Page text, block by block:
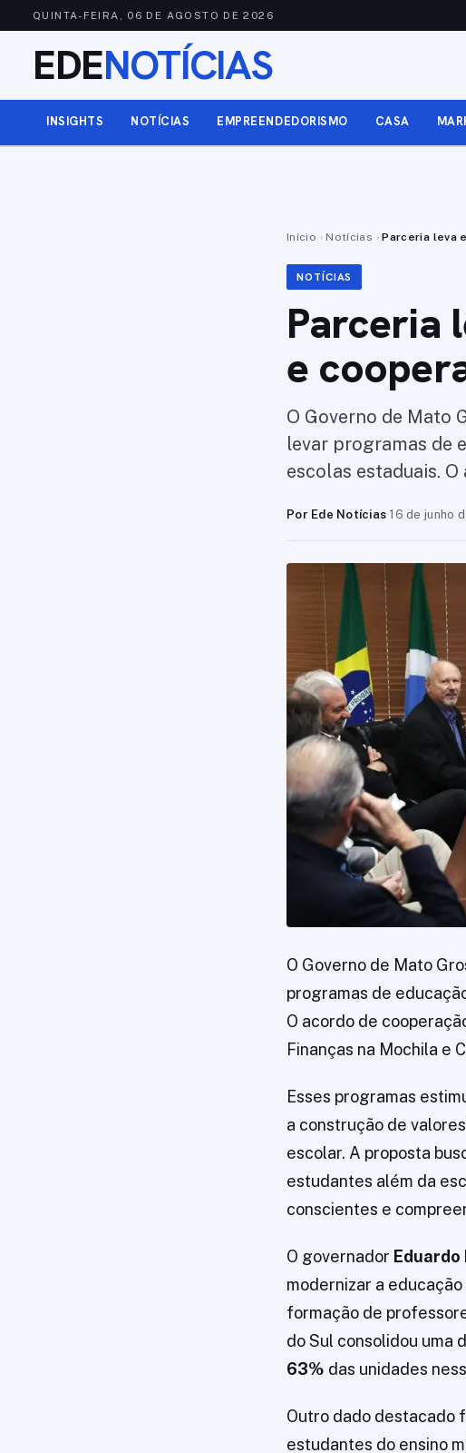
QUINTA-FEIRA, 06 DE AGOSTO DE 2026
EDENOTÍCIAS
INSIGHTS NOTÍCIAS EMPREENDEDORISMO CASA
Início › Notícias › Parceria leva
NOTÍCIAS
Parceria
e
O Governo de Mato
levar programas de
escolas estaduais.
Por Ede Notícias·16 de junho
O Governo de Mato
programas de
O acordo de
Finanças na Mochila e
Esses programas
a construção de
escolar. A proposta
estudantes além da
conscientes e
O governador Eduardo
modernizar a
formação de
do Sul consolidou uma
63% das unidades
Outro dado destacado
estudantes do ensino